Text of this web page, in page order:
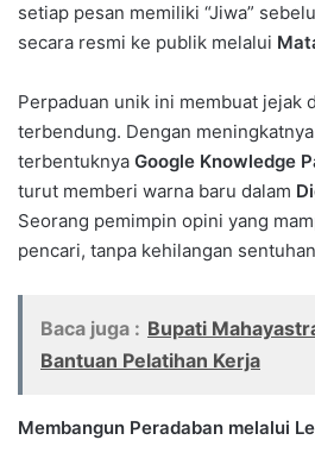
setiap pesan memiliki “Jiwa”
secara resmi ke publik melalui
Perpaduan unik ini membuat jejak
terbendung. Dengan
terbentuknya Google Knowledge
turut memberi warna baru dalam
Seorang pemimpin opini yang
pencari, tanpa kehilangan
Baca juga : Bupati
Bantuan Pelatihan Kerja
Membangun Peradaban melalui